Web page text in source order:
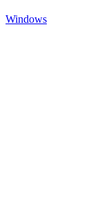
Windows